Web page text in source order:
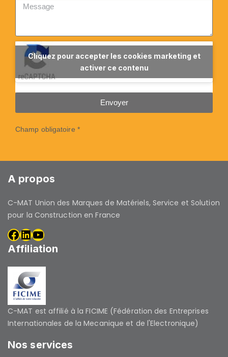
Cliquez pour accepter les cookies marketing et
activer ce contenu
Envoyer
Champ obligatoire *
A propos
C-MAT Union des Marques de Matériels, Service et Solution
pour la Construction en France
Affiliation
C-MAT est affilié à la FICIME (Fédération des Entreprises
Internationales de la Mecanique et de l'Electronique)
Nos services